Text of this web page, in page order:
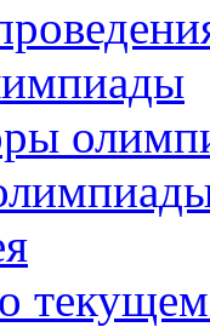
текущем